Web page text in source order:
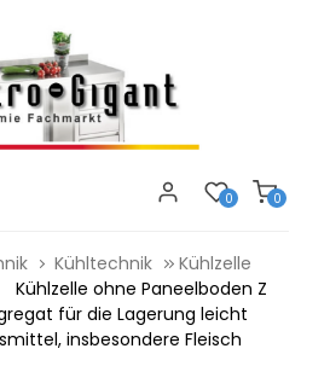
0
0
Kühltechnik
Kühlzelle
Kühlzelle ohne Paneelboden Z
für die Lagerung leicht
insbesondere Fleisch